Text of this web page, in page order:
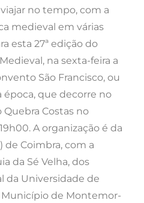
no tempo, com a
medieval em várias
esta 27ª edição do
na sexta-feira a
São Francisco, ou
que decorre no
Quebra Costas no
A organização é da
de Coimbra, com a
da Sé Velha, dos
da Universidade de
Município de Montemor-